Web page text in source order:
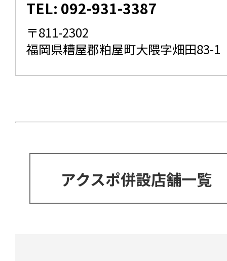
TEL: 092-931-3387
〒811-2302
福岡県糟屋郡粕屋町大隈字畑田83-1
アクスポ併設店舗一覧